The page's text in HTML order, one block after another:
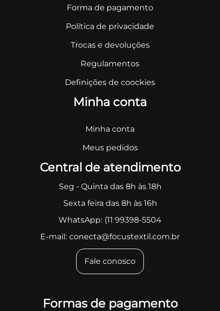
Forma de pagamento
Política de privacidade
Trocas e devoluções
Regulamentos
Definições de coockies
Minha conta
Minha conta
Meus pedidos
Central de atendimento
Seg - Quinta das 8h às 18h
Sexta feira das 8h às 16h
WhatsApp: (11 99398-5504
E-mail: conecta@focustextil.com.br
Fale conosco
Formas de pagamento